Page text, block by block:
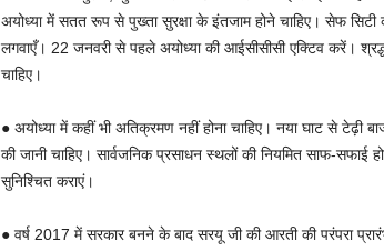
अयोध्या में सतत रूप से पुख्ता सुरक्षा के इंतजाम होने चाहिए। सेफ सिटी
लगवाएँ। 22 जनवरी से पहले अयोध्या की आईसीसीसी एक्टिव करें।
चाहिए।
● अयोध्या में कहीं भी अतिक्रमण नहीं होना चाहिए। नया घाट से टेढ़ी
की जानी चाहिए। सार्वजनिक प्रसाधन स्थलों की नियमित साफ-सफाई
सुनिश्चित कराएं।
● वर्ष 2017 में सरकार बनने के बाद सरयू जी की आरती की परंपरा